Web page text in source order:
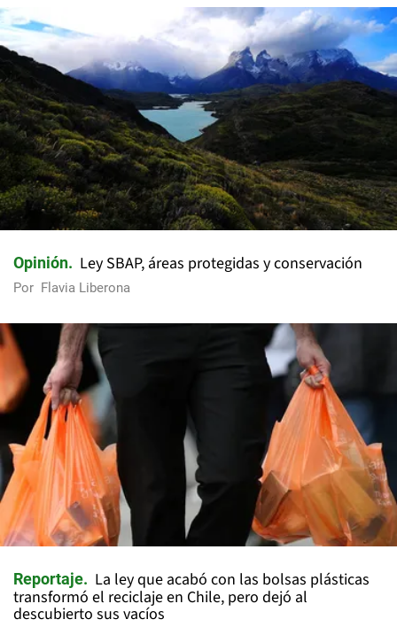
Opinión Ley SBAP, áreas protegidas y conservación
Por Flavia Liberona
Reportaje
La ley que acabó con las bolsas plásticas
transformó el reciclaje en Chile, pero dejó al
descubierto sus vacíos